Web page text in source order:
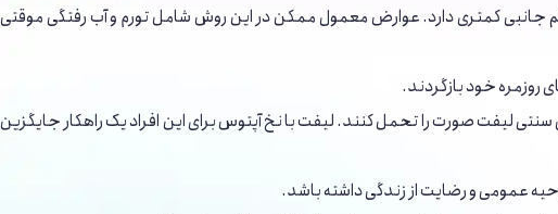
کمتری دارد. عوارض معمول ممکن در این روش شامل تورم و آب رفتگی موقتی
روزمره خود بازگردند.
لیفت صورت را تحمل کنند. لیفت با نخ آپتوس برای این افراد یک راهکار جایگزین
عمومی و رضایت از زندگی داشته باشد.